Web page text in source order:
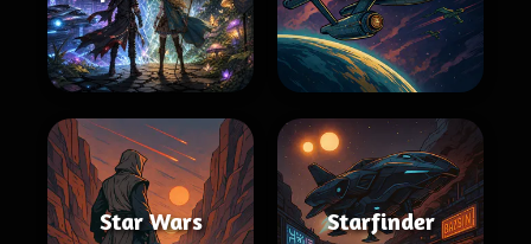
Star Wars Starfinder